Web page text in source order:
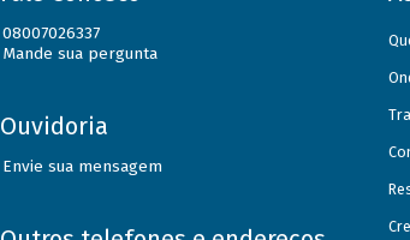
08007026337
Mande sua pergunta
Ouvidoria
Envie sua mensagem